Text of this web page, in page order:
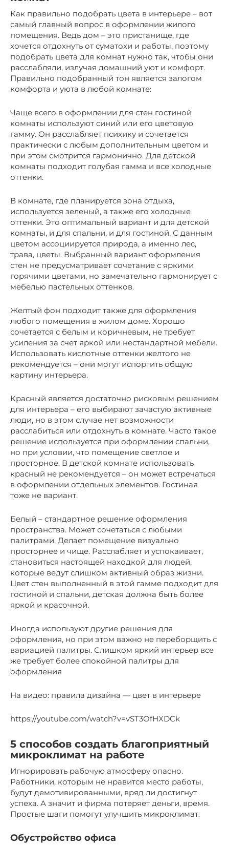
Как правильно подобрать цвета в интерьере – вот
самый главный вопрос в оформлении жилого
помещения. Ведь дом – это пристанище, где
хочется отдохнуть от суматохи и работы, поэтому
подобрать цвета для комнат нужно так, чтобы они
расслабляли, излучая домашний уют и комфорт.
Правильно подобранный тон является залогом
комфорта и уюта в любой комнате:
Чаще всего в оформлении для стен гостиной
комнаты используют синий или его цветовую
гамму. Он расслабляет психику и сочетается
практически с любым дополнительным цветом и
при этом смотрится гармонично. Для детской
комнаты подходит голубая гамма и все холодные
оттенки.
В комнате, где планируется зона отдыха,
используется зеленый, а также его холодные
оттенки. Это оптимальный вариант и для детской
комнаты, и для спальни, и для гостиной. С данным
цветом ассоциируется природа, а именно лес,
трава, цветы. Выбранный вариант оформления
стен не предусматривает сочетание с яркими
горячими цветами, но замечательно гармонирует с
мебелью пастельных оттенков.
Желтый фон подходит также для оформления
любого помещения в жилом доме. Хорошо
сочетается с белым и коричневым, не требует
усиления за счет яркой или нестандартной мебели.
Использовать кислотные оттенки желтого не
рекомендуется – они могут испортить общую
картину интерьера.
Красный является достаточно рисковым решением
для интерьера – его выбирают зачастую активные
люди, но в этом случае нет возможности
расслабиться или отдохнуть в комнате. Часто такое
решение используется при оформлении спальни,
но при условии, что помещение светлое и
просторное. В детской комнате использовать
красный не рекомендуется – он может встречаться
в оформлении отдельных элементов. Гостиная
тоже не вариант.
Белый – стандартное решение оформления
пространства. Может сочетаться с любыми
палитрами. Делает помещение визуально
просторнее и чище. Расслабляет и успокаивает,
становиться настоящей находкой для людей,
которые ведут слишком активный образ жизни.
Цвет стен выполненный в этой гамме подходит для
гостиной и спальни, детская должна быть более
яркой и красочной.
Иногда используют другие решения для
оформления, но при этом важно не переборщить с
вариацией палитры. Слишком яркий интерьер все
же требует более спокойной палитры для
оформления
На видео: правила дизайна — цвет в интерьере
https://youtube.com/watch?v=vST3OfHXDCk
5 способов создать благоприятный
микроклимат на работе
Игнорировать рабочую атмосферу опасно.
Работники, которым не нравится место работы,
будут демотивированными, вряд ли достигнут
успеха. А значит и фирма потеряет деньги, время.
Простые шаги помогут улучшить микроклимат.
Обустройство офиса